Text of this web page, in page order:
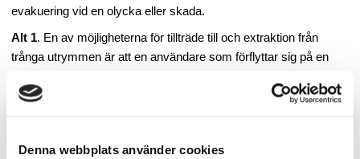
Denna webbplats använder cookies
evakuering vid en olycka eller skada.
Alt 1. En av möjligheterna för tillträde till och extraktion från
trånga utrymmen är att en användare som förflyttar sig på en
fallskyddsblock EN 360 med integrerad räddningslyftanordning
EN 1496 Klass B monterat på en Tripod eller Davit-system EN
system samt ett räddningssystem som möjliggör extraktion av